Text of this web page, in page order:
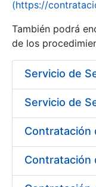
Mostra/Amaga
(https://
También podrá
de los